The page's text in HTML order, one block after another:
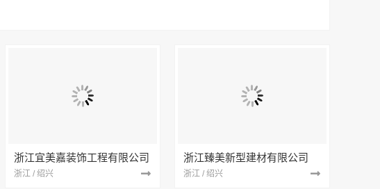
浙江宜美嘉装饰工程有限公司
浙江 / 绍兴
浙江臻美新型建材有限公司
浙江 / 绍兴